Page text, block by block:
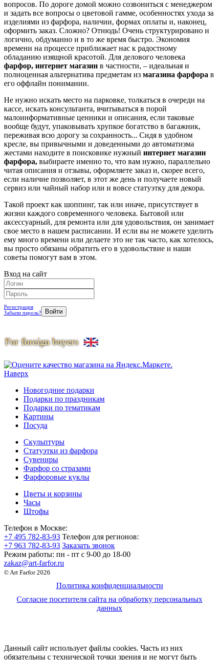
вопросов. По дороге домой можно созвониться с менеджером
и задать все вопросы о цветовой гамме, особенностях ухода за
изделиями из фарфора, наличии, формах оплаты и, наконец,
оформить заказ. Сложно? Отнюдь! Очень структурировано и
логично, обдуманно и в то же время быстро. Экономия
времени на процессе приближает нас к радостному
обладанию изящной красотой. Для делового человека
фарфор, интернет магазин в частности, – идеальная и
полноценная альтернатива предметам из магазина фарфора в
его оффлайн понимании.
Не нужно искать место на парковке, толкаться в очереди на
кассе, искать консультанта, вчитываться в порой
малоинформативные ценники и описания, если таковые
вообще будут, упаковывать хрупкое богатство в багажник,
переживая всю дорогу за сохранность... Сидя в удобном
кресле, вы привычными и доведенными до автоматизма
жестами находите в поисковике нужный интернет магазин
фарфора, выбираете именно то, что вам нужно, параллельно
читая описания и отзывы, оформляете заказ и, скорее всего,
если наличие позволяет, в этот же день и получаете новый
сервиз или чайный набор или и вовсе статуэтку для декора.
Такой проект как шоппинг, так или иначе, присутствует в
жизни каждого современного человека. Бытовой или
аксессуарный, для ремонта или для удовольствия, он занимает
свое место в нашем расписании. И если вы не можете уделить
ему много времени или делаете это не так часто, как хотелось,
вы просто обязаны обратить его в удовольствие и наши
советы помогут вам в этом.
Вход на сайт
Регистрация
Забыли пароль?
Наверх
Новогодние подарки
Подарки по праздникам
Подарки по тематикам
Картины
Посуда
Скульптуры
Статуэтки из фарфора
Сувениры
Фарфор со стразами
Фарфоровые куклы
Цветы и корзины
Часы
Штофы
Телефон в Москве:
+7 495 782-83-93 Телефон для регионов:
+7 963 782-83-93 Заказать звонок
Режим работы: пн - пт c 9-00 до 18-00
zakaz@art-farfor.ru
© Art Farfor 2026
Политика конфиденциальности
Согласие посетителя сайта на обработку персональных
данных
Данный сайт использует файлы cookies. Часть из них
обязательны с технической точки зрения и не могут быть